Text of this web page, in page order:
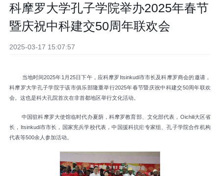
科摩罗大学孔子学院举办2025年春节
暨庆祝中科建交50周年联欢会
2025-03-17 15:07:57
当地时间2025年1月25日下午，应科摩罗Itsinkudi市市长及科摩罗商会的邀请，
科摩罗大学孔子学院于该市俱乐部隆重举行2025年春节暨庆祝中科建交50周年联欢
会。这也是科大孔院首次在非首都地区举行文化活动。
中国驻科摩罗大使馆临时代办夏荫，科摩罗教育部、文化部代表，Oichili大区省
长，Itsinkudi市市长，国家宪兵学校代表，中国援科抗疟专家组、孔子学院合作机构
代表等500余人参加活动。